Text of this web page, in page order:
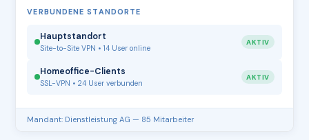
VERBUNDENE STANDORTE
Hauptstandort
Site-to-Site VPN • 14 User online
AKTIV
Homeoffice-Clients
SSL-VPN • 24 User verbunden
AKTIV
Mandant: Dienstleistung AG — 85 Mitarbeiter